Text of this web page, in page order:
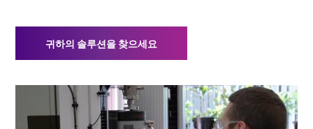
귀하의 솔루션을 찾으세요